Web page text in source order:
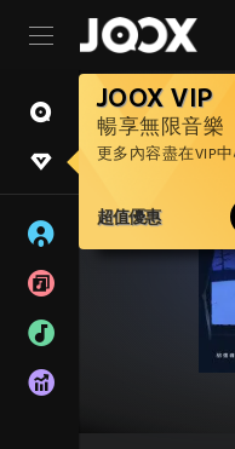
JOOX VIP
暢享無限音樂
更多內容盡在VIP
超值優惠